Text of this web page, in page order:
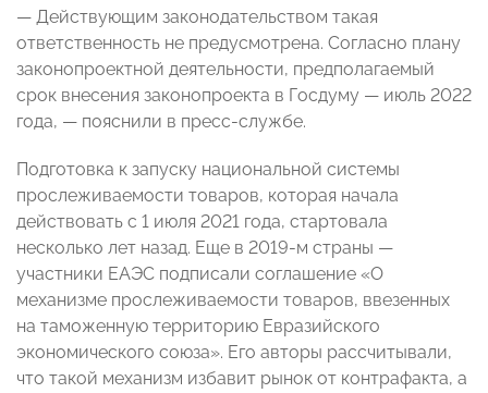
— Действующим законодательством такая
ответственность не предусмотрена. Согласно плану
законопроектной деятельности, предполагаемый
срок внесения законопроекта в Госдуму — июль 2022
года, — пояснили в пресс-службе.
Подготовка к запуску национальной системы
прослеживаемости товаров, которая начала
действовать с 1 июля 2021 года, стартовала
несколько лет назад. Еще в 2019-м страны —
участники ЕАЭС подписали соглашение «О
механизме прослеживаемости товаров, ввезенных
на таможенную территорию Евразийского
экономического союза». Его авторы рассчитывали,
что такой механизм избавит рынок от контрафакта, а